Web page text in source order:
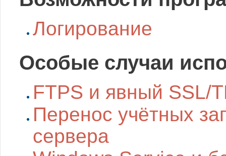
Логирование
Особые случаи
FTPS и явный SSL/
Перенос учётных
сервера